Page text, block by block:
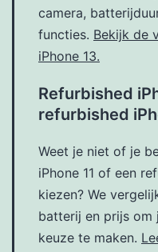
camera,
functies. Bekijk de
iPhone 13.
Refurbished
refurbished
Weet je niet of je
iPhone 11 of een
kiezen? We
batterij en prijs om
keuze te maken.